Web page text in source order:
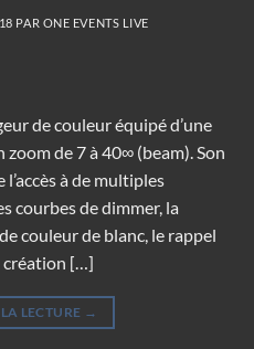
PAR ONE EVENTS LIVE
de couleur équipé d’une
zoom de 7 à 40∞ (beam). Son
à de multiples
courbes de dimmer, la
couleur de blanc, le rappel
création […]
LECTURE →